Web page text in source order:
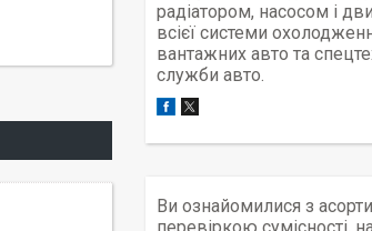
радіатором, насосом і
всієї системи
вантажних авто та
служби авто.
Ви ознайомилися з